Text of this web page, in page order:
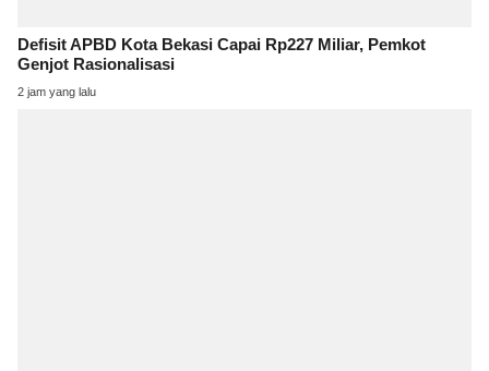
Defisit APBD Kota Bekasi Capai Rp227 Miliar, Pemkot
Genjot Rasionalisasi
2 jam yang lalu